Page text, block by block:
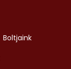
Boltjaink